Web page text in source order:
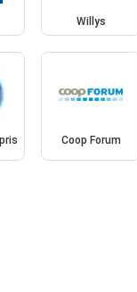
Willys
Coop Forum